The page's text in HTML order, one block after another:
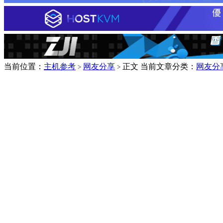
当前位置： 主机参考 > 网友分享 > 正文 当前文章分类： 网友分